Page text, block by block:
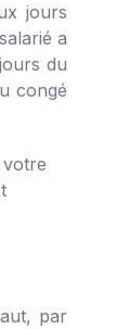
jours
a
du
congé
votre
par